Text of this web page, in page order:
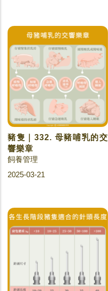
豬隻｜332. 母豬哺乳的交
響樂章
飼養管理
2025-03-21